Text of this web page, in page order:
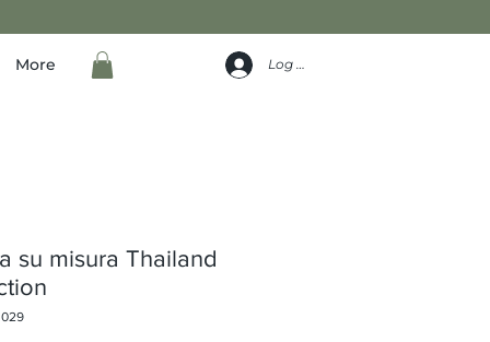
More Log In
su misura Thailand